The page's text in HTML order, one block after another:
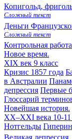
Копигольд,
Сложный текст
Деньги
Сложный текст
Контрольная работа
Новое время.
XIX век 9 класс
Кризис 1857 года
в Австралии
депрессия Первые
Глоссарий
Новейшая история.
XX–XXI века 10-
Нотгельды